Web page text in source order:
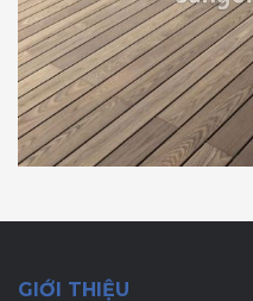
GIỚI THIỆU